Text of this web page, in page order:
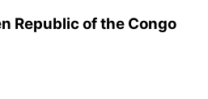
Republic of the Congo